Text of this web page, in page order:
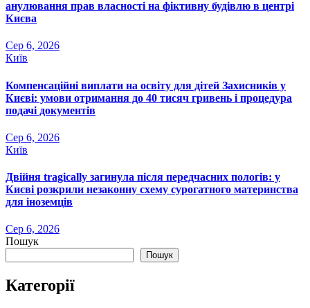
анулювання прав власності на фіктивну будівлю в центрі
Києва
Сер 6, 2026
Київ
Компенсаційні виплати на освіту для дітей Захисників у
Києві: умови отримання до 40 тисяч гривень і процедура
подачі документів
Сер 6, 2026
Київ
Двійня tragically загинула після передчасних пологів: у
Києві розкрили незаконну схему сурогатного материнства
для іноземців
Сер 6, 2026
Пошук
Пошук
Категорії